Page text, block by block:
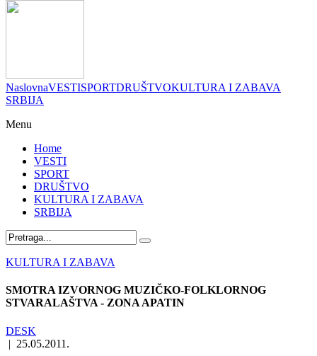
NaslovnaVESTISPORTDRUŠTVOKULTURA I ZABAVA
SRBIJA
Menu
Home
VESTI
SPORT
DRUŠTVO
KULTURA I ZABAVA
SRBIJA
KULTURA I ZABAVA
SMOTRA IZVORNOG MUZIČKO-FOLKLORNOG
STVARALAŠTVA - ZONA APATIN
DESK
| 25.05.2011.